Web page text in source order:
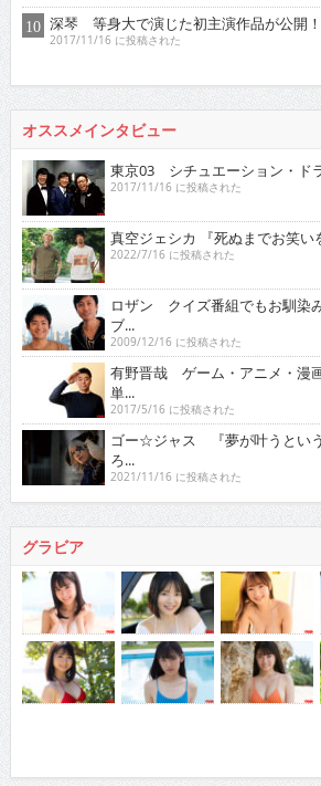
深琴 等身大で演じた初主演作品が公開！
2017/11/16 に投稿された
オススメインタビュー
東京03 シチュエーション・ド
2017/11/16 に投稿された
真空ジェシカ 『死ぬまでお笑い
2022/7/16 に投稿された
ロザン クイズ番組でもお馴染
ブ...
2009/12/16 に投稿された
有野晋哉 ゲーム・アニメ・漫
単...
2017/5/16 に投稿された
ゴー☆ジャス 『夢が叶うとい
ろ...
2021/11/16 に投稿された
グラビア